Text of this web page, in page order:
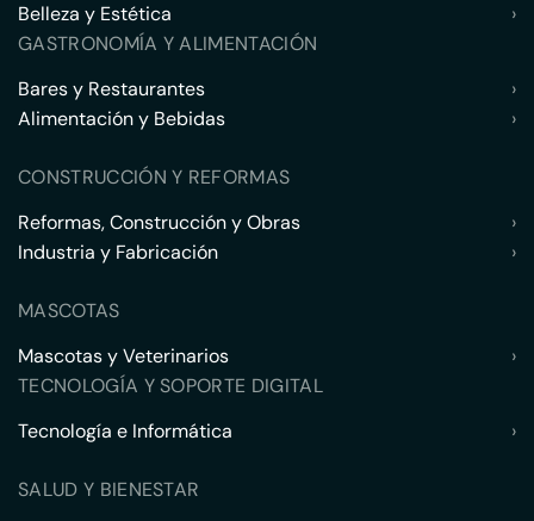
Belleza y Estética
›
GASTRONOMÍA Y ALIMENTACIÓN
Bares y Restaurantes
›
Alimentación y Bebidas
›
CONSTRUCCIÓN Y REFORMAS
Reformas, Construcción y Obras
›
Industria y Fabricación
›
MASCOTAS
Mascotas y Veterinarios
›
TECNOLOGÍA Y SOPORTE DIGITAL
Tecnología e Informática
›
SALUD Y BIENESTAR